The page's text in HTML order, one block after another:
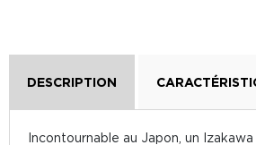
DESCRIPTION
Incontournable au Japon, un